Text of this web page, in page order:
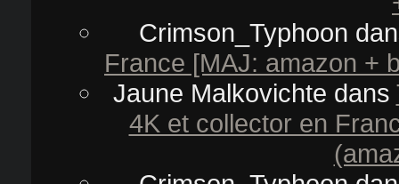
Crimson_Typhoon
France [MAJ: amazon +
Jaune Malkovichte dans
4K et collector en